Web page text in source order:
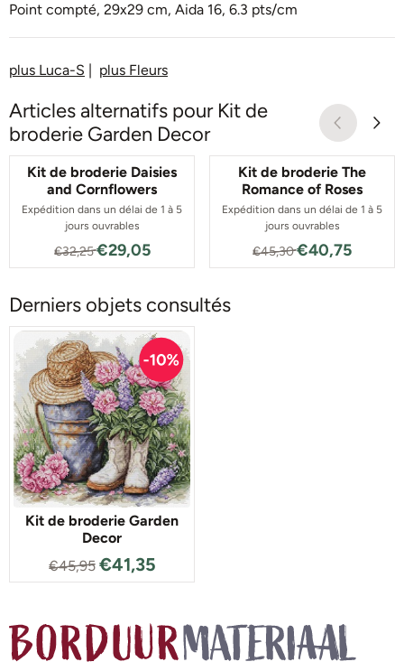
Point compté, 29x29 cm, Aida 16, 6.3 pts/cm
plus Luca-S plus Fleurs
Articles alternatifs pour Kit de
broderie Garden Decor
Kit de broderie Daisies
and Cornflowers
Expédition dans un délai de 1 à 5
jours ouvrables
Par32,25 pour 29,05
€32,25€29,05
Kit de broderie The
Romance of Roses
Expédition dans un délai de 1 à 5
jours ouvrables
Par45,30 pour
€45,30€40,75
Derniers objets consultés
Kit de broderie Garden
Decor
€45,95 €41,35